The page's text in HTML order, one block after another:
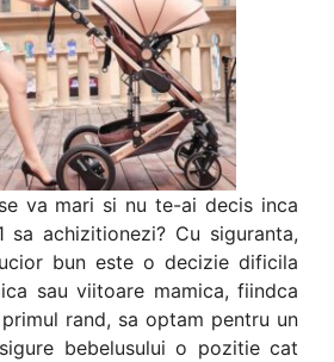
va mari si nu te-ai decis inca
achizitionezi? Cu siguranta,
bun este o decizie dificila
sau viitoare mamica, fiindca
rand, sa optam pentru un
bebelusului o pozitie cat